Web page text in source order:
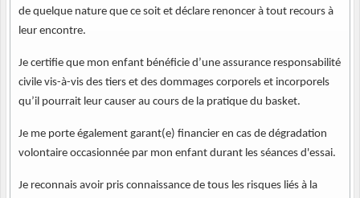
de quelque nature que ce soit et déclare renoncer à tout recours à
leur encontre.
Je certifie que mon enfant bénéficie d’une assurance responsabilité
civile vis-à-vis des tiers et des dommages corporels et incorporels
qu’il pourrait leur causer au cours de la pratique du basket.
Je me porte également garant(e) financier en cas de dégradation
volontaire occasionnée par mon enfant durant les séances d'essai.
Je reconnais avoir pris connaissance de tous les risques liés à la